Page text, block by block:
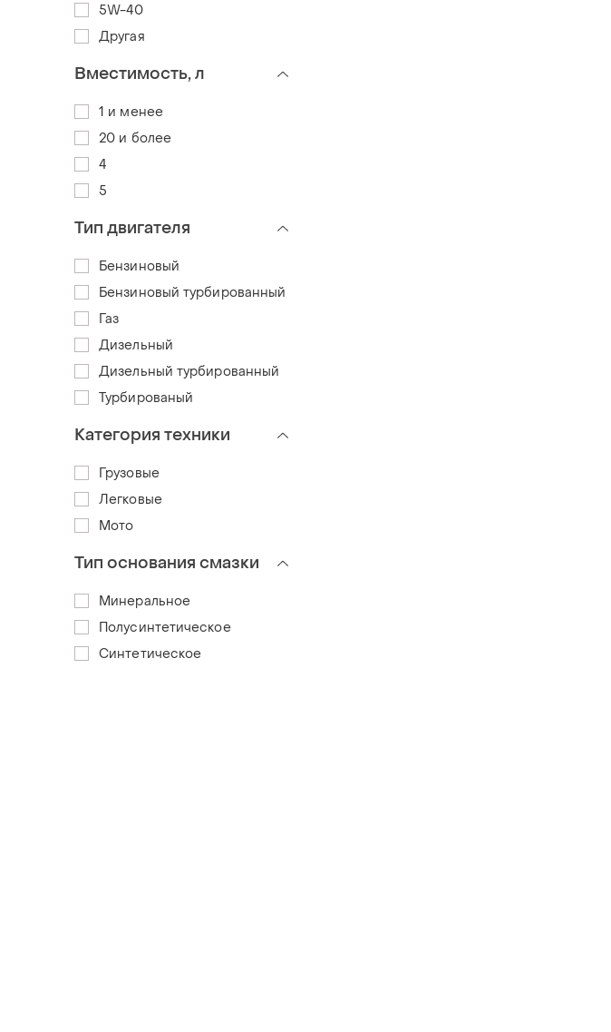
5W-40
Другая
Вместимость, л
1 и менее
20 и более
4
5
Тип двигателя
Бензиновый
Бензиновый турбированный
Газ
Дизельный
Дизельный турбированный
Турбированый
Категория техники
Грузовые
Легковые
Мото
Тип основания смазки
Минеральное
Полусинтетическое
Синтетическое